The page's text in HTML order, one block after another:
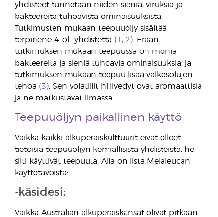
yhdisteet tunnetaan niiden sieniä, viruksia ja
bakteereita tuhoavista ominaisuuksista.
Tutkimusten mukaan teepuuöljy sisältää
terpinene-4-ol -yhdistettä (1, 2) . Erään
tutkimuksen mukaan teepuussa on monia
bakteereita ja sieniä tuhoavia ominaisuuksia, ja
tutkimuksen mukaan teepuu lisää valkosolujen
tehoa (3) . Sen volatiilit hiilivedyt ovat aromaattisia
ja ne matkustavat ilmassa.
Teepuuöljyn paikallinen käyttö
Vaikka kaikki alkuperäiskulttuurit eivät olleet
tietoisia teepuuöljyn kemiallisista yhdisteistä, he
silti käyttivät teepuuta. Alla on lista Melaleucan
käyttötavoista:
-käsidesi:
Vaikka Australian alkuperäiskansat olivat pitkään